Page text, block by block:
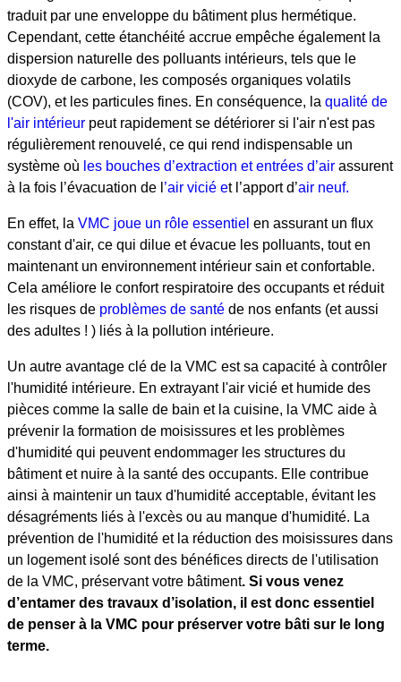
traduit par une enveloppe du bâtiment plus hermétique.
Cependant, cette étanchéité accrue empêche également la
dispersion naturelle des polluants intérieurs, tels que le
dioxyde de carbone, les composés organiques volatils
(COV), et les particules fines. En conséquence, la qualité de
l'air intérieur peut rapidement se détériorer si l'air n'est pas
régulièrement renouvelé, ce qui rend indispensable un
système où les bouches d’extraction et entrées d’air assurent
à la fois l’évacuation de l ’air vicié et l’apport d’air neuf.
En effet, la VMC joue un rôle essentiel en assurant un flux
constant d'air, ce qui dilue et évacue les polluants, tout en
maintenant un environnement intérieur sain et confortable.
Cela améliore le confort respiratoire des occupants et réduit
les risques de problèmes de santé de nos enfants (et aussi
des adultes ! ) liés à la pollution intérieure.
Un autre avantage clé de la VMC est sa capacité à contrôler
l'humidité intérieure. En extrayant l'air vicié et humide des
pièces comme la salle de bain et la cuisine, la VMC aide à
prévenir la formation de moisissures et les problèmes
d'humidité qui peuvent endommager les structures du
bâtiment et nuire à la santé des occupants. Elle contribue
ainsi à maintenir un taux d'humidité acceptable, évitant les
désagréments liés à l'excès ou au manque d'humidité. La
prévention de l'humidité et la réduction des moisissures dans
un logement isolé sont des bénéfices directs de l'utilisation
de la VMC, préservant votre bâtiment. Si vous venez
d’entamer des travaux d’isolation, il est donc essentiel
de penser à la VMC pour préserver votre bâti sur le long
terme.